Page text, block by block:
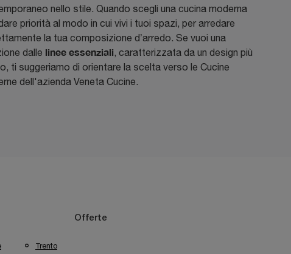
nello stile. Quando scegli una cucina moderna
priorità al modo in cui vivi i tuoi spazi, per arredare
la tua composizione d’arredo. Se vuoi una
dalle linee essenziali, caratterizzata da un design più
ti suggeriamo di orientare la scelta verso le Cucine
dell'azienda Veneta Cucine.
Trento
Offerte